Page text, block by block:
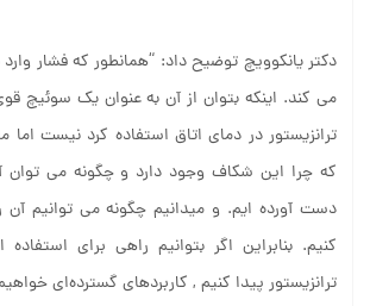
دکتر یانکوویچ توضیح داد: “همانطور که فشار
می کند. اینکه بتوان از آن به عنوان یک سوئیچ
ترانزیستور در دمای اتاق استفاده کرد نیست اما
که چرا این شکاف وجود دارد و چگونه می توان
دست آورده ایم. و می­دانیم چگونه می توانیم آن
کنیم. بنابراین اگر بتوانیم راهی برای استفاده
ترانزیستور پیدا کنیم , کاربردهای گسترده‌ای